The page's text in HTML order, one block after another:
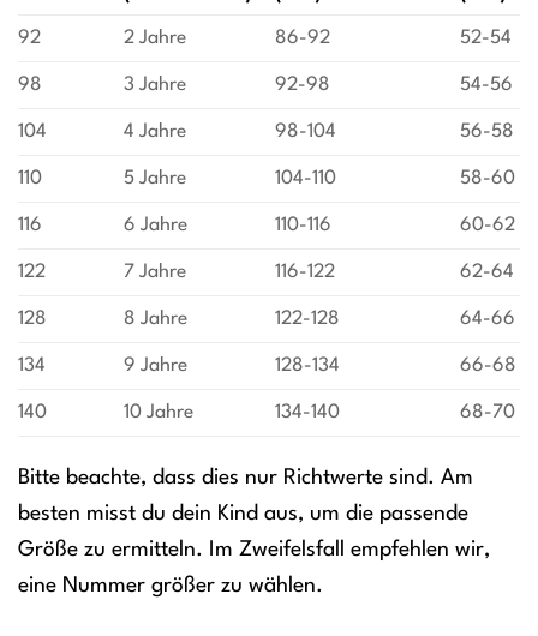
92 2 Jahre 86-92 52-54
98 3 Jahre 92-98 54-56
104 4 Jahre 98-104 56-58
110 5 Jahre 104-110 58-60
116 6 Jahre 110-116 60-62
122 7 Jahre 116-122 62-64
128 8 Jahre 122-128 64-66
134 9 Jahre 128-134 66-68
140 10 Jahre 134-140 68-70
Bitte beachte, dass dies nur Richtwerte sind. Am
besten misst du dein Kind aus, um die passende
Größe zu ermitteln. Im Zweifelsfall empfehlen wir,
eine Nummer größer zu wählen.